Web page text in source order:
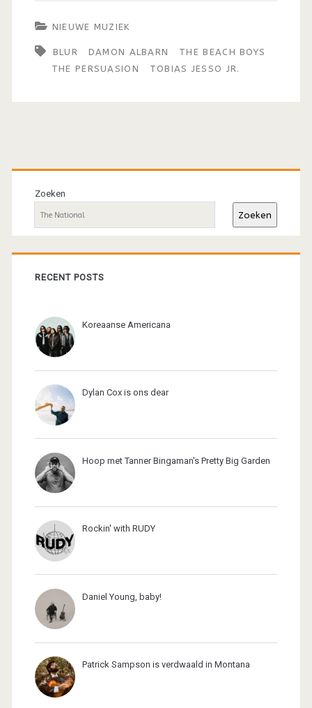
NIEUWE MUZIEK
BLUR DAMON ALBARN
THE BEACH BOYS
THE PERSUASION
TOBIAS JESSO JR.
Primaire
sidebar
Zoeken
Zoeken
RECENT POSTS
Koreaanse Americana
Dylan Cox is ons dear
Hoop met Tanner Bingaman's Pretty Big Garden
Rockin' with RUDY
Daniel Young, baby!
Patrick Sampson is verdwaald in Montana